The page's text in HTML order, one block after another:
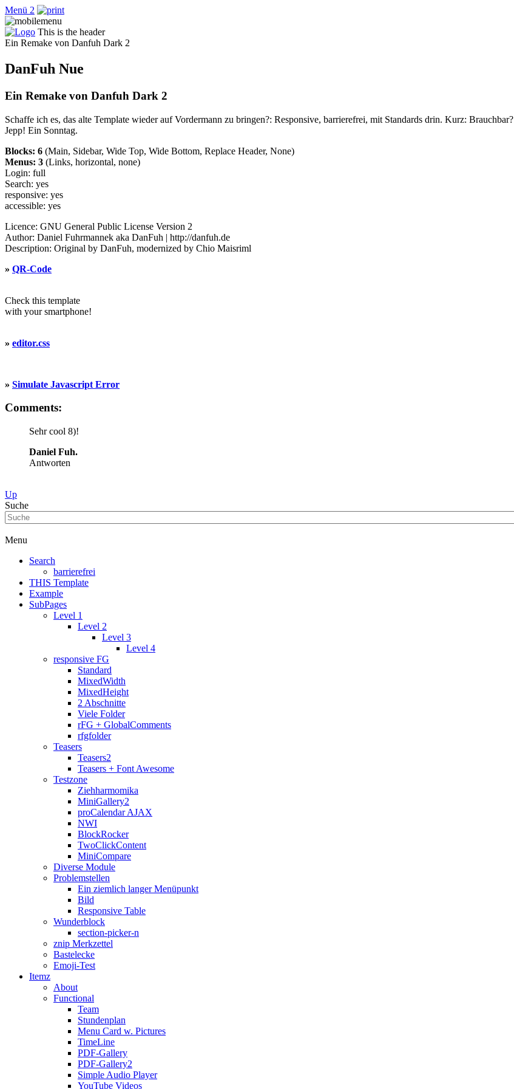
Menü 2
This is the header
Ein Remake von Danfuh Dark 2
DanFuh Nue
Ein Remake von Danfuh Dark 2
Schaffe ich es, das alte Template wieder auf Vordermann zu bringen?: Responsive, barrierefrei, mit Standards drin. Kurz: Brauchbar?
Jepp! Ein Sonntag.
Blocks: 6 (Main, Sidebar, Wide Top, Wide Bottom, Replace Header, None)
Menus: 3 (Links, horizontal, none)
Login: full
Search: yes
responsive: yes
accessible: yes
Licence: GNU General Public License Version 2
Author: Daniel Fuhrmannek aka DanFuh | http://danfuh.de
Description: Original by DanFuh, modernized by Chio Maisriml
» QR-Code
Check this template
with your smartphone!
» editor.css
» Simulate Javascript Error
Comments:
Sehr cool 8)!
Daniel Fuh.
Antworten
Up
Suche
Menu
Search
barrierefrei
THIS Template
Example
SubPages
Level 1
Level 2
Level 3
Level 4
responsive FG
Standard
MixedWidth
MixedHeight
2 Abschnitte
Viele Folder
rFG + GlobalComments
rfgfolder
Teasers
Teasers2
Teasers + Font Awesome
Testzone
Ziehharmomika
MiniGallery2
proCalendar AJAX
NWI
BlockRocker
TwoClickContent
MiniCompare
Diverse Module
Problemstellen
Ein ziemlich langer Menüpunkt
Bild
Responsive Table
Wunderblock
section-picker-n
znip Merkzettel
Bastelecke
Emoji-Test
Itemz
About
Functional
Team
Stundenplan
Menu Card w. Pictures
TimeLine
PDF-Gallery
PDF-Gallery2
Simple Audio Player
YouTube Videos